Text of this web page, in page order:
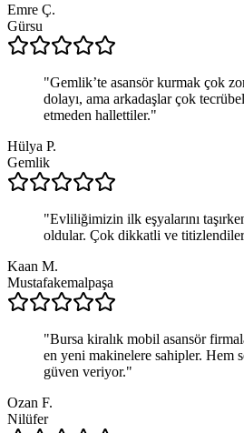
Emre Ç.
Gürsu
"Gemlik’te asansör kurmak çok
dolayı, ama arkadaşlar çok
etmeden hallettiler."
Hülya P.
Gemlik
"Evliliğimizin ilk eşyalarını
oldular. Çok dikkatli ve
Kaan M.
Mustafakemalpaşa
"Bursa kiralık mobil asansör
en yeni makinelere sahipler. Hem
güven veriyor."
Ozan F.
Nilüfer